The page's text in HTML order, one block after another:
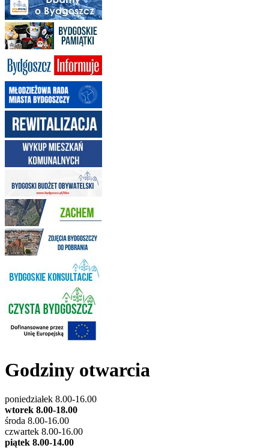
Godziny otwarcia
poniedziałek 8.00-16.00
wtorek 8.00-18.00
środa 8.00-16.00
czwartek 8.00-16.00
piątek 8.00-14.00